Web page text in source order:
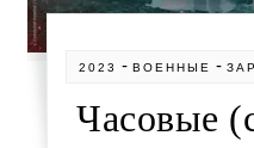
2023 -ВОЕННЫЕ -
Часовые